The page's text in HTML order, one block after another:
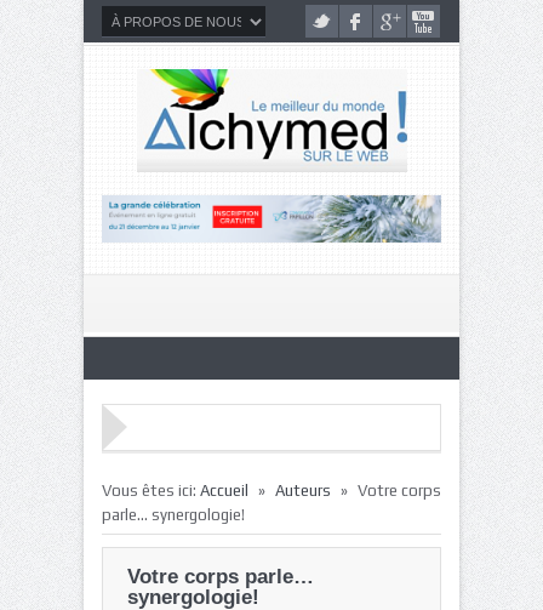
Vous êtes ici: Accueil » Auteurs » Votre corps
parle… synergologie!
Votre corps parle…
synergologie!